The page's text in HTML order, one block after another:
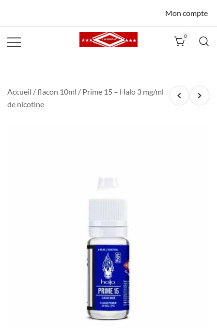
Mon compte
0
Accueil /flacon 10ml / Prime 15 – Halo 3 mg/ml
de nicotine